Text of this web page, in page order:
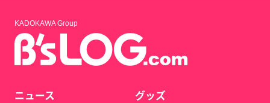
KADOKAWA Group
ニュース
グッズ